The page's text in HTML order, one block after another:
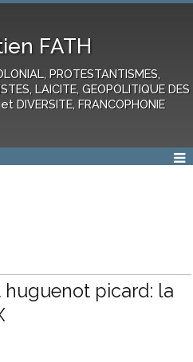
FATH
PROTESTANTISMES,
LAICITE, GEOPOLITIQUE DES
DIVERSITE, FRANCOPHONIE
huguenot picard: la